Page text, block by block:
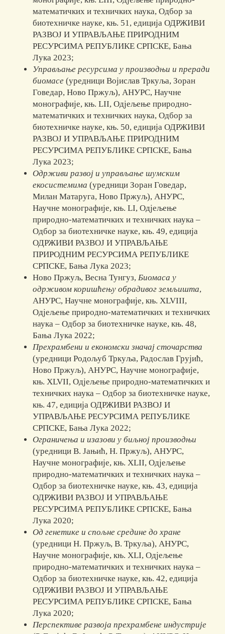
математичких и техничких наука, Одбор за
биотехничке науке, књ. 51, едиција ОДРЖИВИ
РАЗВОЈ И УПРАВЉАЊЕ ПРИРОДНИМ
РЕСУРСИМА РЕПУБЛИКЕ СРПСКЕ, Бања
Лука 2023;
Управљање ресурсима у производњи и преради
биомасе (уредници Војислав Тркуља, Зоран
Говедар, Ново Пржуљ), АНУРС, Научне
монографије, књ. LII, Одјељење природно-
математичких и техничких наука, Одбор за
биотехничке науке, књ. 50, едиција ОДРЖИВИ
РАЗВОЈ И УПРАВЉАЊЕ ПРИРОДНИМ
РЕСУРСИМА РЕПУБЛИКЕ СРПСКЕ, Бања
Лука 2023;
Одрживи развој и управљање шумским
екосистемима (уредници Зоран Говедар,
Милан Матаруга, Ново Пржуљ), АНУРС,
Научне монографије, књ. LI, Одјељење
природно-математичких и техничких наука –
Одбор за биотехничке науке, књ. 49, едиција
ОДРЖИВИ РАЗВОЈ И УПРАВЉАЊЕ
ПРИРОДНИМ РЕСУРСИМА РЕПУБЛИКЕ
СРПСКЕ, Бања Лука 2023;
Ново Пржуљ, Весна Тунгуз,Биомаса у
одрживом коришћењу обрадивог земљишта,
АНУРС, Научне монографије, књ. XLVIII,
Одјељење природно-математичких и техничких
наука – Одбор за биотехничке науке, књ. 48,
Бања Лука 2022;
Прехрамбени и економски значај сточарства
(уредници Родољуб Тркуља, Радослав Грујић,
Ново Пржуљ), АНУРС, Научне монографије,
књ. XLVII, Одјељење природно-математичких и
техничких наука – Одбор за биотехничке науке,
књ. 47, едиција ОДРЖИВИ РАЗВОЈ И
УПРАВЉАЊЕ РЕСУРСИМА РЕПУБЛИКЕ
СРПСКЕ, Бања Лука 2022;
Ограничења и изазови у биљној производњи
(уредници В. Јањић, Н. Пржуљ), АНУРС,
Научне монографије, књ. XLII, Одјељење
природно-математичких и техничких наука –
Одбор за биотехничке науке, књ. 43, едиција
ОДРЖИВИ РАЗВОЈ И УПРАВЉАЊЕ
РЕСУРСИМА РЕПУБЛИКЕ СРПСКЕ, Бања
Лука 2020;
Од генетике и спољне средине до хране
(уредници Н. Пржуљ, В. Тркуља), АНУРС,
Научне монографије, књ. XLI, Одјељење
природно-математичких и техничких наука –
Одбор за биотехничке науке, књ. 42, едиција
ОДРЖИВИ РАЗВОЈ И УПРАВЉАЊЕ
РЕСУРСИМА РЕПУБЛИКЕ СРПСКЕ, Бања
Лука 2020;
Перспективе развоја прехрамбене индустрије